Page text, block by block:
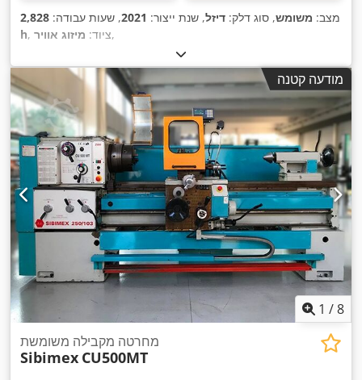
מצב: משומש, סוג דלק: דיזל, שנת ייצור: 2021, שעות עבודה: 2,828
h
, ציוד: מיזוג אוויר ,
מודעה קטנה
1 /8
מחרטה מקבילה משומשת
Sibimex CU500MT